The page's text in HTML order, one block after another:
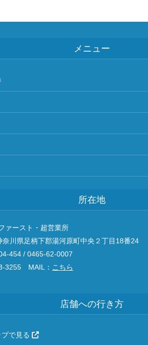
メニュー
所在地
ァースト・超営業所
奈川県足柄下郡湯河原町中央２丁目18番24
454 / 0465-62-0007
3255 MAIL： こちら
店舗への行き方
で見る